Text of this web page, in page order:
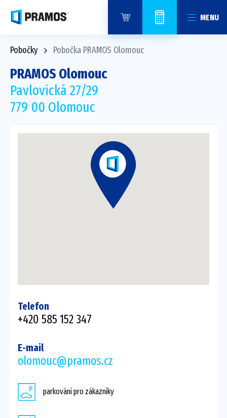
MENU
Pobočky Pobočka PRAMOS Olomouc
PRAMOS Olomouc
Pavlovická 27/29
779 00 Olomouc
Telefon
+420 585 152 347
E-mail
olomouc@pramos.cz
parkování pro zákazníky